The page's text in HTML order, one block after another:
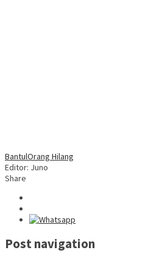
BantulOrang Hilang
Editor: Juno
Share
Post navigation